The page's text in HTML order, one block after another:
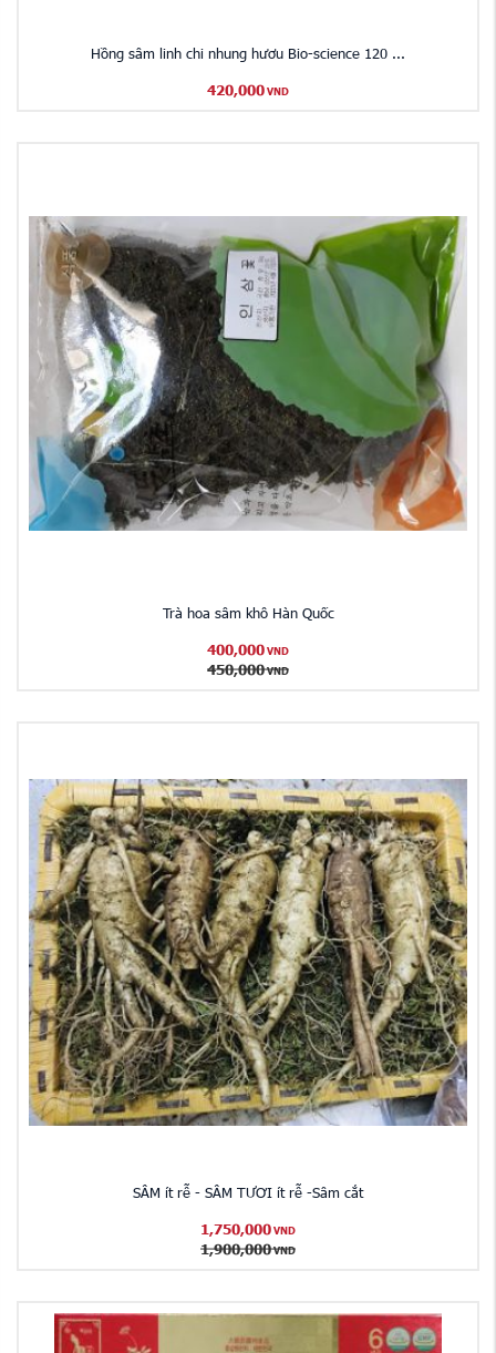
Hồng sâm linh chi nhung hươu Bio-science 120 ...
420,000 VND
Trà hoa sâm khô Hàn Quốc
400,000 VND
450,000 VND
SÂM ít rễ - SÂM TƯƠI ít rễ -Sâm cắt
1,750,000 VND
1,900,000 VND